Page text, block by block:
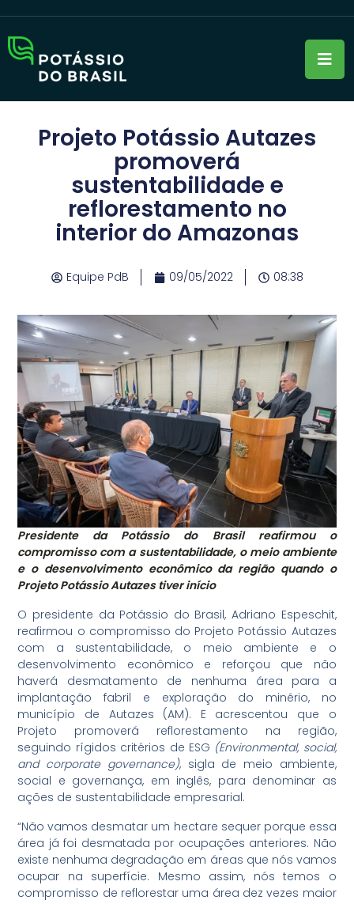
Projeto Potássio Autazes
promoverá
sustentabilidade e
reflorestamento no
interior do Amazonas
Equipe PdB 09/05/2022 08:38
Presidente da Potássio do Brasil reafirmou o
compromisso com a sustentabilidade, o meio ambiente
e o desenvolvimento econômico da região quando o
Projeto Potássio Autazes tiver início
O presidente da Potássio do Brasil, Adriano Espeschit,
reafirmou o compromisso do Projeto Potássio Autazes
com a sustentabilidade, o meio ambiente e o
desenvolvimento econômico e reforçou que não
haverá desmatamento de nenhuma área para a
implantação fabril e exploração do minério, no
município de Autazes (AM). E acrescentou que o
Projeto promoverá reflorestamento na região,
seguindo rígidos critérios de ESG (Environmental, social,
and corporate governance), sigla de meio ambiente,
social e governança, em inglês, para denominar as
ações de sustentabilidade empresarial.
“Não vamos desmatar um hectare sequer porque essa
área já foi desmatada por ocupações anteriores. Não
existe nenhuma degradação em áreas que nós vamos
ocupar na superfície. Mesmo assim, nós temos o
compromisso de reflorestar uma área dez vezes maior